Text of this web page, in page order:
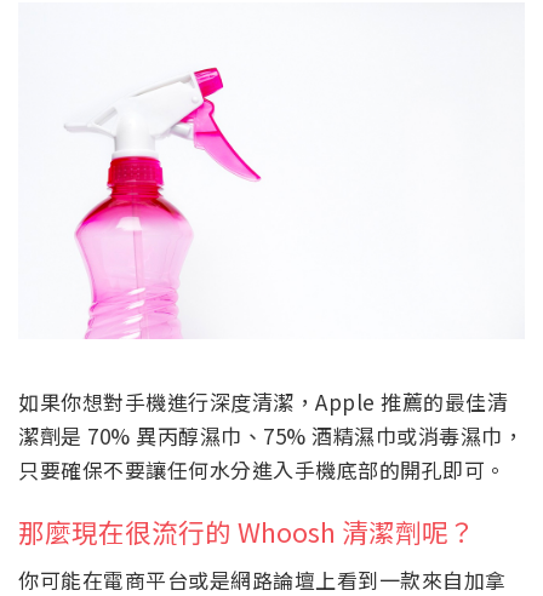
如果你想對手機進行深度清潔，Apple 推薦的最佳清
潔劑是 70% 異丙醇濕巾、75% 酒精濕巾或消毒濕巾，
只要確保不要讓任何水分進入手機底部的開孔即可。
那麼現在很流行的 Whoosh 清潔劑呢？
你可能在電商平台或是網路論壇上看到一款來自加拿